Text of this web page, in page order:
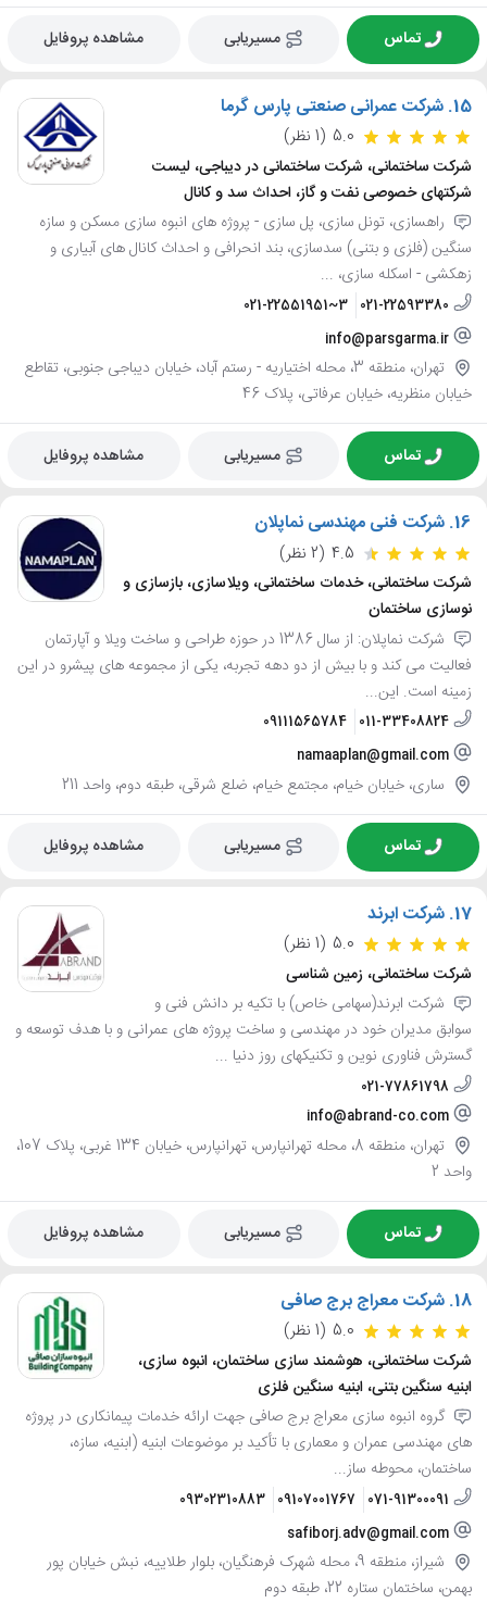
تماس مسیریابی مشاهده پروفایل
15. شرکت عمرانی صنعتی پارس گرما
5.0 (1 نظر)
شرکت ساختمانی، شرکت ساختمانی در دیباجی، لیست
شرکتهای خصوصی نفت و گاز، احداث سد و کانال
راهسازی، تونل سازی، پل سازی - پروژه های انبوه سازی مسکن و سازه
سنگین (فلزی و بتنی) سدسازی، بند انحرافی و احداث کانال های آبیاری و
زهکشی - اسکله سازی، ...
021-22593380
021-22551951~3
info@parsgarma.ir
تهران، منطقه 3، محله اختیاریه - رستم آباد، خیابان دیباجی جنوبی، تقاطع
خیابان منظریه، خیابان عرفاتی، پلاک 46
تماس مسیریابی مشاهده پروفایل
16. شرکت فنی مهندسی نماپلان
4.5 (2 نظر)
شرکت ساختمانی، خدمات ساختمانی، ویلاسازی، بازسازی و
نوسازی ساختمان
شرکت نماپلان: از سال 1386 در حوزه طراحی و ساخت ویلا و آپارتمان
فعالیت می کند و با بیش از دو دهه تجربه، یکی از مجموعه های پیشرو در این
زمینه است. این...
011-33408824
09111565784
namaaplan@gmail.com
ساری، خیابان خیام، مجتمع خیام، ضلع شرقی، طبقه دوم، واحد 211
تماس مسیریابی مشاهده پروفایل
17. شرکت ابرند
5.0 (1 نظر)
شرکت ساختمانی، زمین شناسی
شرکت ابرند(سهامی خاص) با تکیه بر دانش فنی و
سوابق مدیران خود در مهندسی و ساخت پروژه های عمرانی و با هدف توسعه و
گسترش فناوری نوین و تکنیکهای روز دنیا ...
021-77861798
info@abrand-co.com
تهران، منطقه 8، محله تهرانپارس، تهرانپارس، خیابان 134 غربی، پلاک 107،
واحد 2
تماس مسیریابی مشاهده پروفایل
18. شرکت معراج برج صافی
5.0 (1 نظر)
شرکت ساختمانی، هوشمند سازی ساختمان، انبوه سازی،
ابنیه سنگین بتنی، ابنیه سنگین فلزی
گروه انبوه سازی معراج برج صافی جهت ارائه خدمات پیمانکاری در پروژه
های مهندسی عمران و معماری با تأکید بر موضوعات ابنیه (ابنیه، سازه،
ساختمان، محوطه ساز...
071-91300091
09107001767
09302310883
safiborj.adv@gmail.com
شیراز، منطقه 9، محله شهرک فرهنگیان، بلوار طلاییه، نبش خیابان پور
بهمن، ساختمان ستاره 22، طبقه دوم